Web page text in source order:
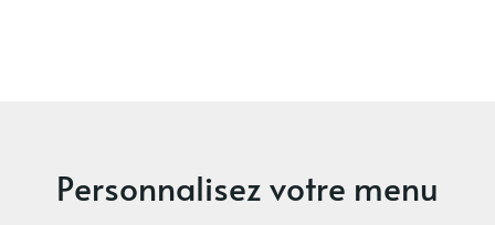
Personnalisez votre menu